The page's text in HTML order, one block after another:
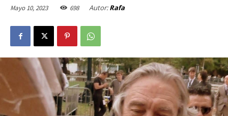
Mayo 10, 2023 698 Autor: Rafa